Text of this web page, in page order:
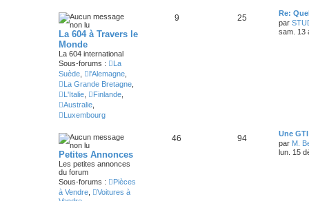
La 604 à Travers le
Monde
La 604 international
Sous-forums :
La
Suède
l'Alemagne
La Grande Bretagne
L'Italie
Finlande
Australie
Luxembourg
9 25
Re:
par
sam. 13
Petites Annonces
Les petites annonces
du forum
Sous-forums :
Pièces
à Vendre
Voitures à
46 94
Une
par M.
lun. 15